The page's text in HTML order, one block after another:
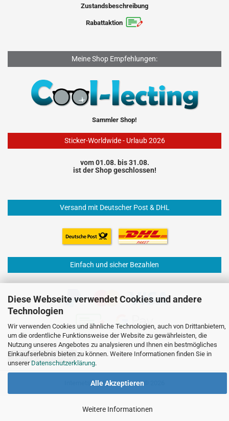
Diese Webseite verwendet Cookies und andere
Technologien
Wir verwenden Cookies und ähnliche Technologien, auch von Drittanbietern,
um die ordentliche Funktionsweise der Website zu gewährleisten, die
Nutzung unseres Angebotes zu analysieren und Ihnen ein bestmögliches
Einkaufserlebnis bieten zu können. Weitere Informationen finden Sie in
unserer Datenschutzerklärung.
Alle Akzeptieren
Weitere Informationen
Zustandsbeschreibung
Rabattaktion
Meine Shop Empfehlungen:
Sammler Shop!
Sticker-Worldwide - Urlaub 2026
vom 01.08. bis 31.08.
ist der Shop geschlossen!
Versand mit Deutscher Post & DHL
Einfach und sicher Bezahlen
Vertrag widerrufen
Internetshopby Gambio.de © 2026